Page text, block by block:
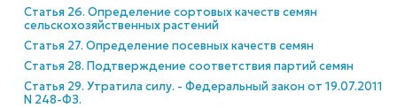
Статья 26. Определение сортовых качеств семян
сельскохозяйственных растений
Статья 27. Определение посевных качеств семян
Статья 28. Подтверждение соответствия партий семян
Статья 29. Утратила силу. - Федеральный закон от 19.07.2011
N 248-ФЗ.